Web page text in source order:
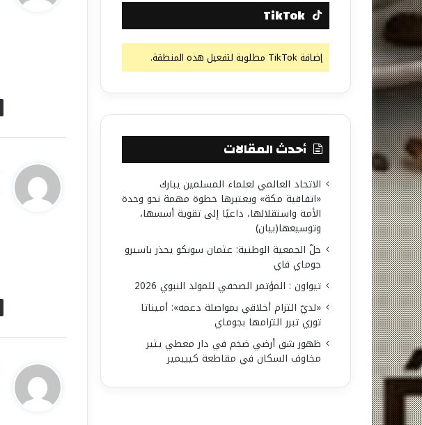
TikTok
إضافة TikTok مطلوبة لتفعيل هذه المنطقة.
أحدث المقالات
الاتحاد العالمي لعلماء المسلمين يبارك
«اتفاقية مكة» ويعتبرها خطوة مهمة نحو وحدة
الأمة واستقلالها، داعيًا إلى تقوية أسسها،
وتوسيعها(بيان)
حلّ الجمعية الوطنية: عثمان سونكو يحذر باسيرو
جوماي فاي
تيواون : المؤتمر الصحفي للمولد النبوي 2026
«لديّ التزام أخلاقي بمواصلة دعمه»: أميناتا
توري تبرر التزامها بجوماي
ظهور شق أرضي ضخم في دار معطي يثير
مخاوف السكان في مقاطعة كيبيمير